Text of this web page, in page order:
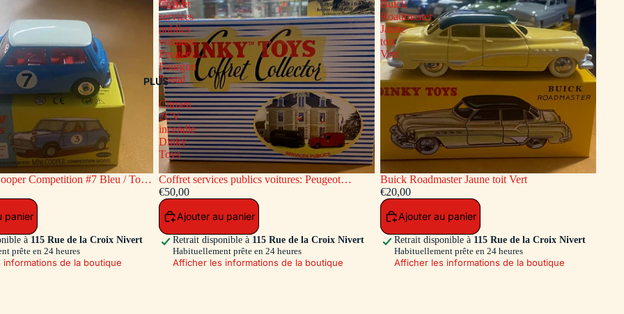
PLUS
Competition #7 Bleu / Toit
panier
à 115 Rue de la Croix Nivert
prête en 24 heures
de la boutique
Coffret
services
publics
voitures:
Peugeot
Fourgon
Postal
-
Citroen
2CV
incendie
Dinky
Toys
Coffret services publics voitures: Peugeot
Fourgon Postal - Citroen 2CV incendie Dinky
Toys
€50,00
Ajouter au panier
Retrait disponible à 115 Rue de la Croix Nivert
Habituellement prête en 24 heures
Afficher les informations de la boutique
Buick
Roadmaster
Jaune
toit
Vert
Buick Roadmaster Jaune toit Vert
€20,00
Ajouter au panier
Retrait disponible à 115 Rue de la Croix Nivert
Habituellement prête en 24 heures
Afficher les informations de la boutique